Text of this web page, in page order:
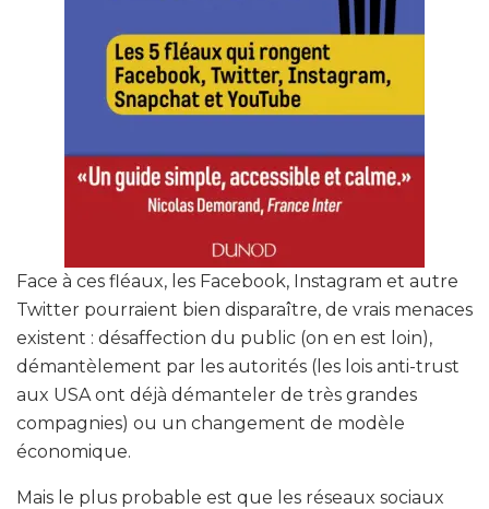
Face à ces fléaux, les Facebook, Instagram et autre
Twitter pourraient bien disparaître, de vrais menaces
existent : désaffection du public (on en est loin),
démantèlement par les autorités (les lois anti-trust
aux USA ont déjà démanteler de très grandes
compagnies) ou un changement de modèle
économique.
Mais le plus probable est que les réseaux sociaux